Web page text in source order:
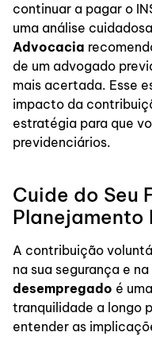
continuar a pagar o
uma análise
Advocacia
de um advogado
mais acertada. Esse
impacto da
estratégia para que
previdenciários.
Cuide do Seu
A contribuição
na sua segurança e
desempregado é
tranquilidade a longo
entender as